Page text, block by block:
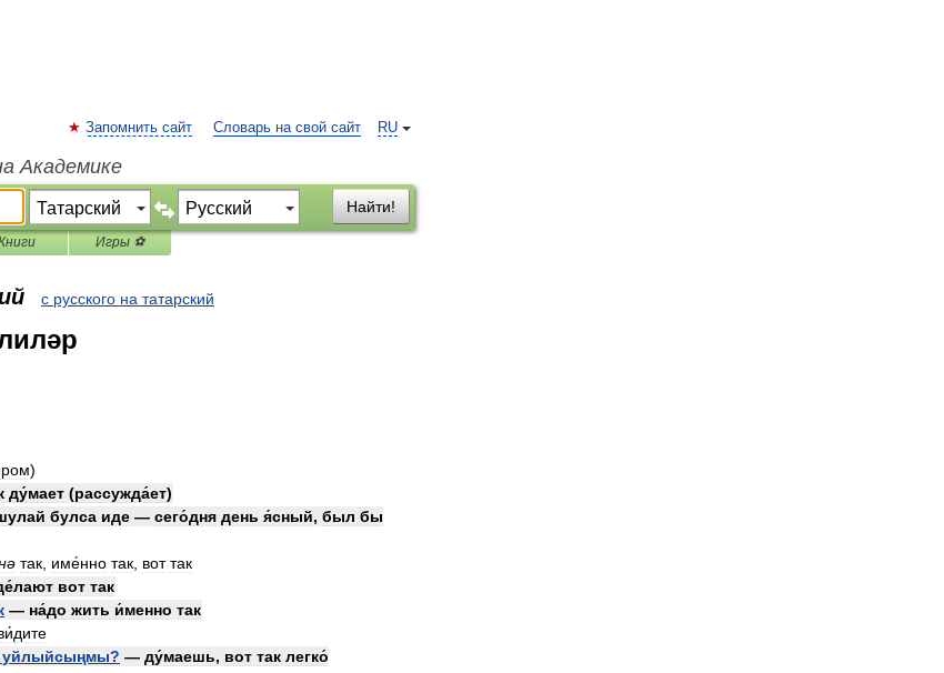
RU
Запомнить сайт Словарь на свой сайт
Академике
Найти!
Игры ⚽
с русского на татарский
)
ду́мает (рассужда́ет)
булса иде — сего́дня день я́сный, был бы
так име́нно так вот так
вот так
— на́до жить и́менно так
уйлыйсыңмы? — ду́маешь, вот так легко́